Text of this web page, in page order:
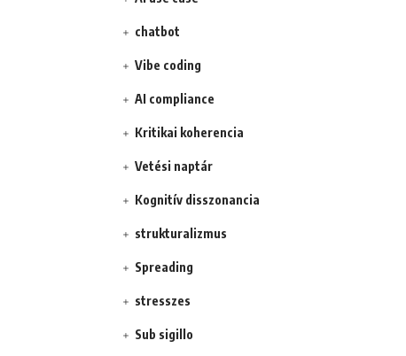
chatbot
Vibe coding
AI compliance
Kritikai koherencia
Vetési naptár
Kognitív disszonancia
strukturalizmus
Spreading
stresszes
Sub sigillo